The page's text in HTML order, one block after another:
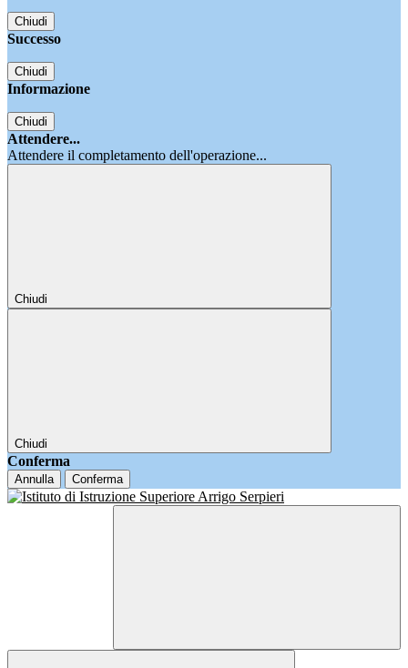
Chiudi
Successo
Chiudi
Informazione
Chiudi
Attendere...
Attendere il completamento dell'operazione...
Chiudi
Chiudi
Conferma
Annulla Conferma